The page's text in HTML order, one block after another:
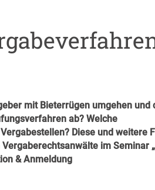
mit Bieterrügen umgehen und
ab? Welche
Diese und weitere
im Seminar
& Anmeldung